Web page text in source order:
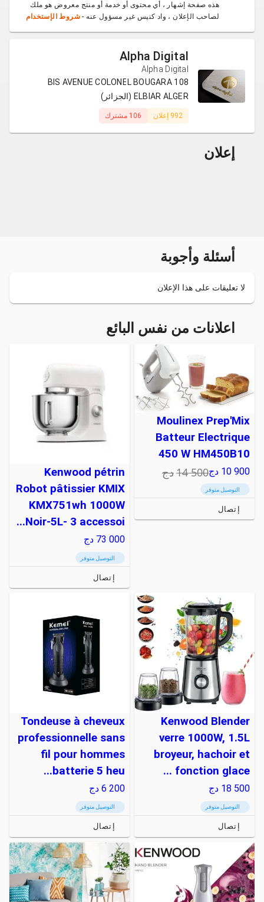
هذه صفحة إشهار ، أي محتوى أو خدمة أو منتج معروض هو ملك
لصاحب الإعلان ، واد كنيس غير مسؤول عنه - شروط الإستخدام
Alpha Digital
Alpha Digital
108 BIS AVENUE COLONEL BOUGARA
ELBIAR ALGER (الجزائر)
992 إعلان 106 مشترك
إعلان
أسئلة وأجوبة
لا تعليقات على هذا الإعلان
اعلانات من نفس البائع
Moulinex Prep'Mix
Batteur Electrique
450 W HM450B10
10 900 دج14 500دج
التوصيل متوفر
إتصال
Kenwood pétrin
Robot pâtissier KMIX
KMX751wh 1000W
Noir-5L- 3 accessoi...
73 000 دج
التوصيل متوفر
إتصال
Kenwood Blender
verre 1000W, 1.5L
broyeur, hachoir et
fonction glace ...
18 500 دج
التوصيل متوفر
إتصال
Tondeuse à cheveux
professionnelle sans
fil pour hommes
batterie 5 heu...
6 200 دج
التوصيل متوفر
إتصال